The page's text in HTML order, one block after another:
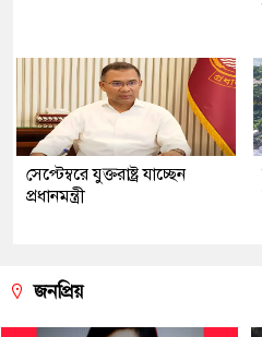
সেপ্টেম্বরে যুক্তরাষ্ট্র যাচ্ছেন
প্রধানমন্ত্রী
জনপ্রিয়